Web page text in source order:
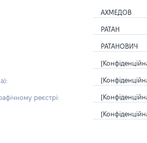
АХМЕДОВ
РАТАН
РАТАНОВИЧ
реєстрі: